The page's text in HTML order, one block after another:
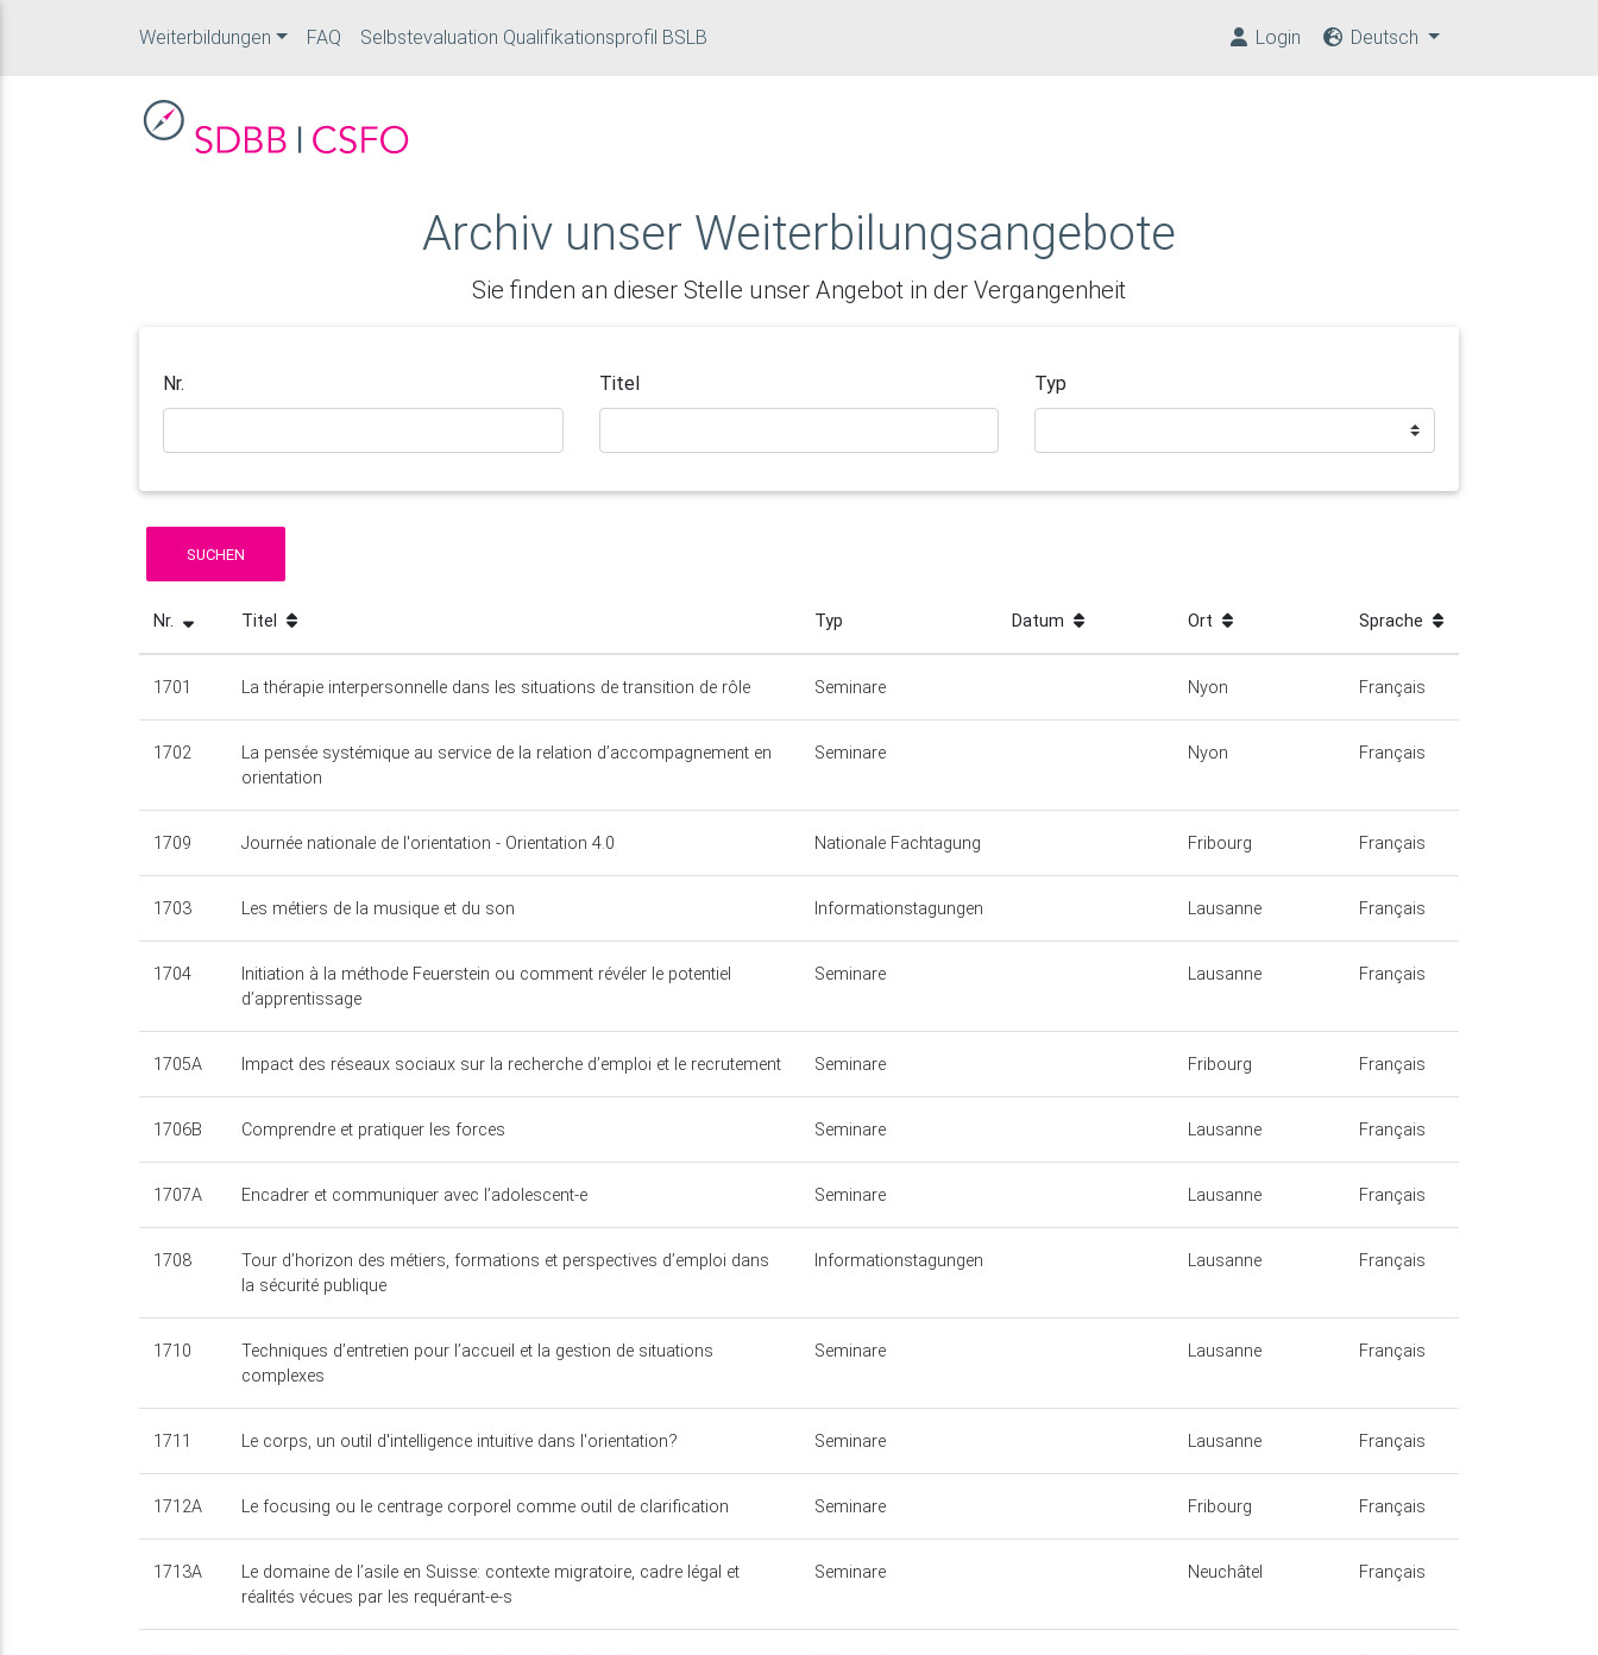
Weiterbildungen FAQ Selbstevaluation Qualifikationsprofil BSLB Login Deutsch
Archiv unser Weiterbilungsangebote
Sie finden an dieser Stelle unser Angebot in der Vergangenheit
Nr. Titel Typ
SUCHEN
Nr. Titel Typ Datum Ort Sprache
1701 La thérapie interpersonnelle dans les situations de transition de rôle Seminare Nyon Français
1702
La pensée systémique au service de la relation d’accompagnement en
orientation
Seminare Nyon Français
1709 Journée nationale de l'orientation - Orientation 4.0 Nationale Fachtagung Fribourg Français
1703 Les métiers de la musique et du son Informationstagungen Lausanne Français
1704
Initiation à la méthode Feuerstein ou comment révéler le potentiel
d’apprentissage
Seminare Lausanne Français
1705A Impact des réseaux sociaux sur la recherche d’emploi et le recrutement Seminare Fribourg Français
1706B Comprendre et pratiquer les forces Seminare Lausanne Français
1707A Encadrer et communiquer avec l’adolescent-e Seminare Lausanne Français
1708
Tour d’horizon des métiers, formations et perspectives d’emploi dans
la sécurité publique
Informationstagungen Lausanne Français
1710
Techniques d’entretien pour l’accueil et la gestion de situations
complexes
Seminare Lausanne Français
1711 Le corps, un outil d'intelligence intuitive dans l'orientation? Seminare Lausanne Français
1712A Le focusing ou le centrage corporel comme outil de clarification Seminare Fribourg Français
1713A
Le domaine de l’asile en Suisse: contexte migratoire, cadre légal et
réalités vécues par les requérant-e-s
Seminare Neuchâtel Français